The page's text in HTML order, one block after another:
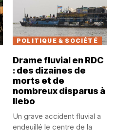
POLITIQUE & SOCIÉTÉ
Drame fluvial en RDC
: des dizaines de
morts et de
nombreux disparus à
Ilebo
Un grave accident fluvial a
endeuillé le centre de la